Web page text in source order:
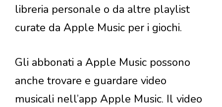
libreria personale o da altre playlist
curate da Apple Music per i giochi.
Gli abbonati a Apple Music possono
anche trovare e guardare video
musicali nell’app Apple Music. Il video